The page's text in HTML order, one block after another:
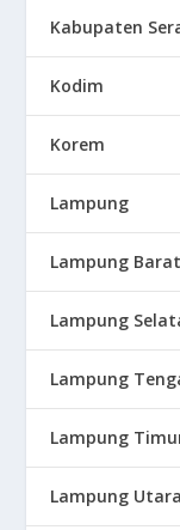
Kabupaten
Kodim
Korem
Lampung
Lampung Barat
Lampung
Lampung
Lampung
Lampung Utara